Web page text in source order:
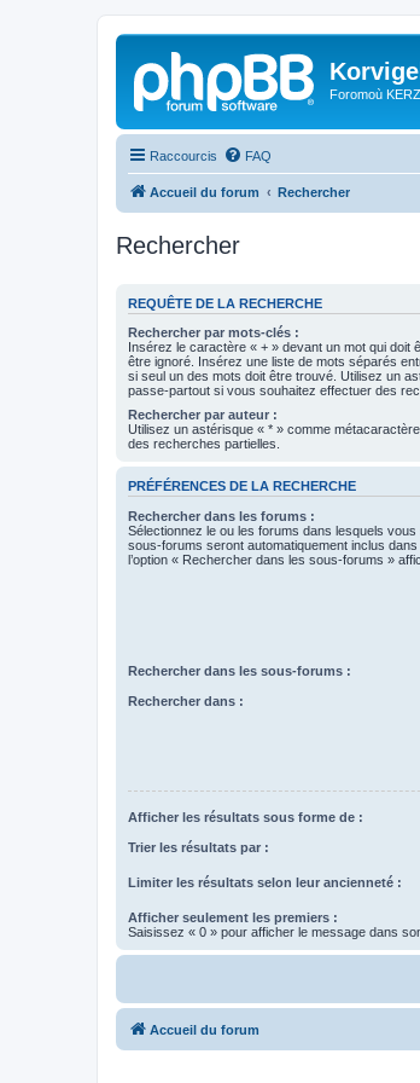
Foromoù
Raccourcis FAQ
Accueil du forum Rechercher
Rechercher
REQUÊTE DE LA RECHERCHE
Rechercher par mots-clés :
Insérez le caractère « + » devant un mot qui doit
être ignoré. Insérez une liste de mots séparés
si seul un des mots doit être trouvé. Utilisez un
passe-partout si vous souhaitez effectuer des
Rechercher par auteur :
Utilisez un astérisque « * » comme
des recherches partielles.
PRÉFÉRENCES DE LA RECHERCHE
Rechercher dans les forums :
Sélectionnez le ou les forums dans lesquels
sous-forums seront automatiquement inclus
l’option « Rechercher dans les sous-forums »
Rechercher dans les sous-forums :
Rechercher dans :
Afficher les résultats sous forme de :
Trier les résultats par :
Limiter les résultats selon leur ancienneté :
Afficher seulement les premiers :
Saisissez « 0 » pour afficher le message dans
Accueil du forum